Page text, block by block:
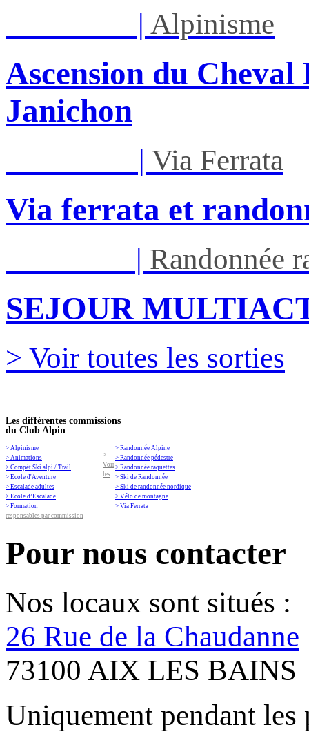
| Alpinisme
Ascension du
Janichon
| Via Ferrata
Via ferrata et
| Randonnée
SEJOUR
> Voir toutes les sorties
Les différentes commissions
du Club Alpin
> Alpinisme
> Animations
> Compét Ski alpi / Trail
> Ecole d'Aventure
> Escalade adultes
> Ecole d’Escalade
> Formation
> Randonnée Alpine
> Randonnée pédestre
> Randonnée raquettes
> Ski de Randonnée
> Ski de randonnée nordique
> Vélo de montagne
> Via Ferrata
>
Voir
les
responsables par commission
Pour nous contacter
Nos locaux sont situés :
26 Rue de la Chaudanne
73100 AIX LES BAINS
Uniquement pendant les